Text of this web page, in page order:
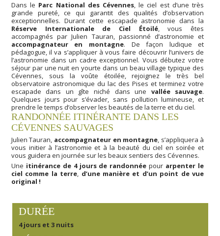
Dans le Parc National des Cévennes, le ciel est d’une très
grande pureté, ce qui garantit des qualités d’observation
exceptionnelles. Durant cette escapade astronomie dans la
Réserve Internationale de Ciel Étoilé, vous êtes
accompagnés par Julien Tauran, passionné d’astronomie et
accompagnateur en montagne. De façon ludique et
pédagogue, il va s’appliquer à vous faire découvrir l’univers de
l’astronomie dans un cadre exceptionnel. Vous débutez votre
séjour par une nuit en yourte dans un beau village typique des
Cévennes, sous la voûte étoilée, rejoignez le très bel
observatoire astronomique du lac des Pises et terminez votre
escapade dans un gîte niché dans une vallée sauvage.
Quelques jours pour s’évader, sans pollution lumineuse, et
prendre le temps d’observer les beautés de la terre et du ciel.
RANDONNÉE ITINÉRANTE DANS LES
CÉVENNES SAUVAGES
Julien Tauran, accompagnateur en montagne, s’appliquera à
vous initier à l’astronomie et à la beauté du ciel en soirée et
vous guidera en journée sur les beaux sentiers des Cévennes.
Une itinérance de 4 jours de randonnée pour arpenter le
ciel comme la terre, d’une manière et d’un point de vue
original !
DURÉE
4 jours et 3 nuits